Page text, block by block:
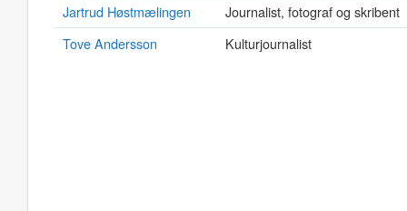
Jartrud Høstmælingen
Journalist, fotograf og skribent
Tove Andersson
Kulturjournalist